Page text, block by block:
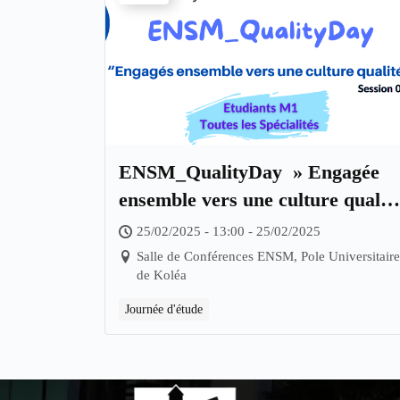
ENSM_QualityDay » Engagée
ensemble vers une culture qualité
« 25/02/2025 - 13:00 - 25/02/2025
Salle de Conférences ENSM, Pole Universitaire
de Koléa
Journée d'étude